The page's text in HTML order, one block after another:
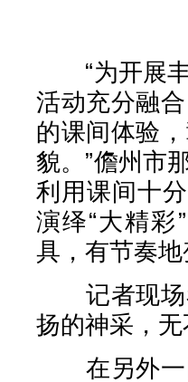
“为开展丰
活动充分融
的课间体验
貌。”儋州市
利用课间十
演绎“大精彩
具，有节奏
记者现场
扬的神采，
在另外一